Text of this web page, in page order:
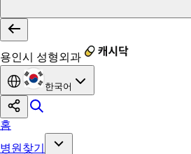
용인시 성형외과
한국어
홈
병원찾기